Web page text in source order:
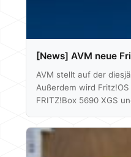
[News] AVM neue
AVM stellt auf der
Außerdem wird
FRITZ!Box 5690 XGS
5690. Anwender